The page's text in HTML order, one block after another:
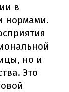
в
нормами.
но и
Это